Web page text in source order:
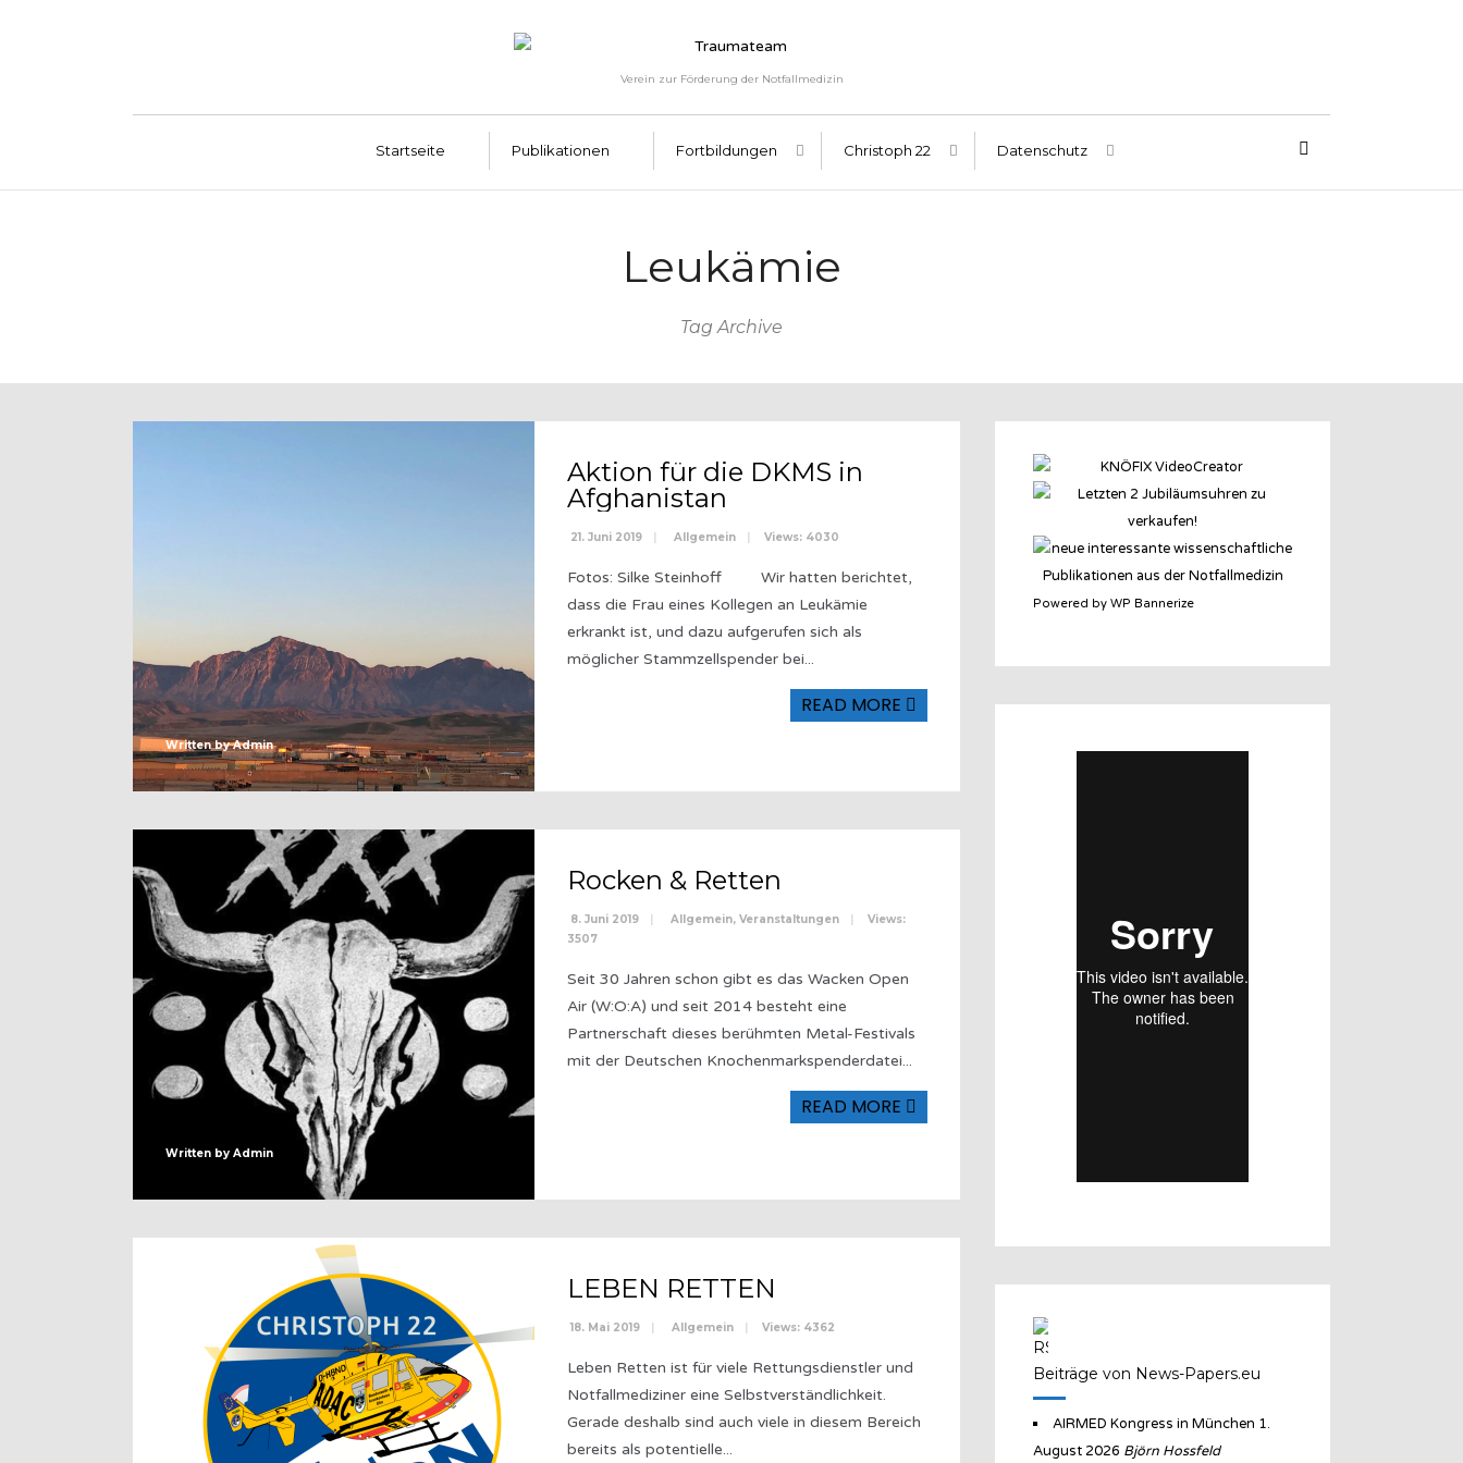
Verein zur Förderung der Notfallmedizin
Startseite Publikationen Fortbildungen Christoph 22 Datenschutz
Leukämie
Tag Archive
Written byAdmin
Aktion für die DKMS in
Afghanistan
21. Juni 2019 | Allgemein | Views: 4030
Fotos: Silke Steinhoff Wir hatten berichtet,
dass die Frau eines Kollegen an Leukämie
erkrankt ist, und dazu aufgerufen sich als
möglicher Stammzellspender bei...
READ MORE
Written by Admin
Rocken & Retten
8. Juni 2019 | Allgemein, Veranstaltungen |
Views:
3507
Seit 30 Jahren schon gibt es das Wacken Open
Air (W:O:A) und seit 2014 besteht eine
Partnerschaft dieses berühmten Metal-Festivals
mit der Deutschen Knochenmarkspenderdatei...
READ MORE
LEBEN RETTEN
18. Mai 2019 | Allgemein | Views: 4362
Leben Retten ist für viele Rettungsdienstler und
Notfallmediziner eine Selbstverständlichkeit.
Gerade deshalb sind auch viele in diesem Bereich
bereits als potentielle...
Powered by WP Bannerize
Beiträge von News-Papers.eu
AIRMED Kongress in München 1.
August 2026 Björn Hossfeld